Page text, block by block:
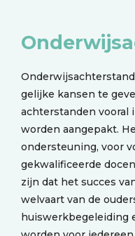
gelijke kansen te
achterstanden vooral
worden aangepakt.
ondersteuning, voor
gekwalificeerde
zijn dat het succes
welvaart van de
huiswerkbegeleiding